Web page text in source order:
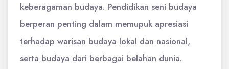
keberagaman budaya. Pendidikan seni budaya
berperan penting dalam memupuk apresiasi
terhadap warisan budaya lokal dan nasional,
serta budaya dari berbagai belahan dunia.